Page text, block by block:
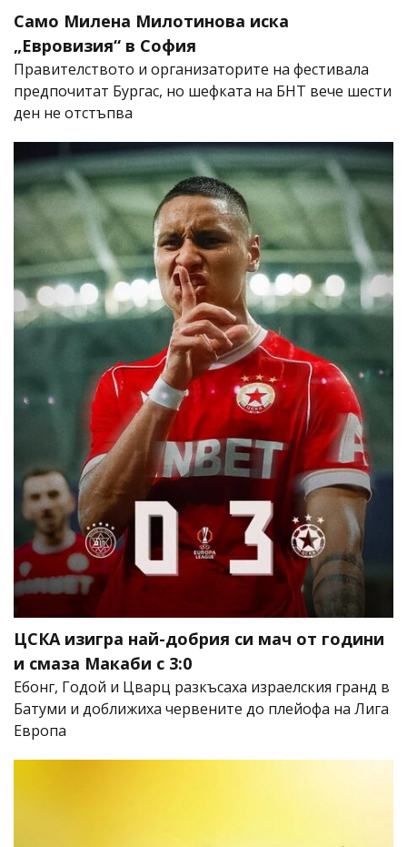
Само Милена Милотинова иска
„Евровизия“ в София
Правителството и организаторите на фестивала
предпочитат Бургас, но шефката на БНТ вече шести
ден не отстъпва
ЦСКА изигра най-добрия си мач от години
и смаза Макаби с 3:0
Ебонг, Годой и Цварц разкъсаха израелския гранд в
Батуми и доближиха червените до плейофа на Лига
Европа